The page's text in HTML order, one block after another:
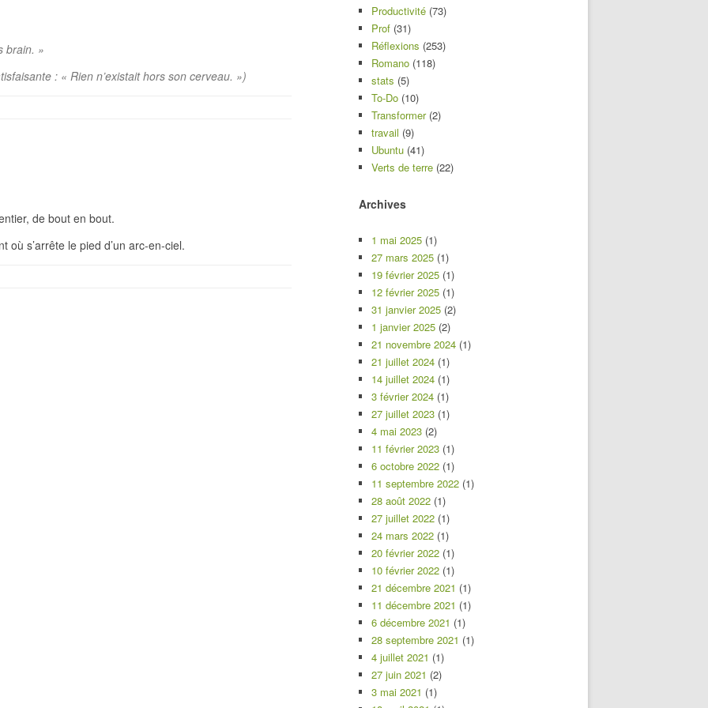
brain. »
: « Rien n’existait hors son cerveau. »)
de bout en bout.
où s’arrête le pied d’un arc-en-ciel.
Productivité (73)
Prof (31)
Réflexions (253)
Romano (118)
stats (5)
To-Do (10)
Transformer(2)
travail (9)
Ubuntu (41)
Verts de terre (22)
Archives
1 mai 2025 (1)
27 mars 2025 (1)
19 février 2025 (1)
12 février 2025 (1)
31 janvier 2025 (2)
1 janvier 2025 (2)
21 novembre 2024 (1)
21 juillet 2024 (1)
14 juillet 2024 (1)
3 février 2024 (1)
27 juillet 2023 (1)
4 mai 2023 (2)
11 février 2023 (1)
6 octobre 2022 (1)
11 septembre 2022 (1)
28 août 2022 (1)
27 juillet 2022 (1)
24 mars 2022 (1)
20 février 2022 (1)
10 février 2022 (1)
21 décembre 2021 (1)
11 décembre 2021 (1)
6 décembre 2021 (1)
28 septembre 2021 (1)
4 juillet 2021 (1)
27 juin 2021 (2)
3 mai 2021 (1)